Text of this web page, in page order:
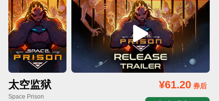
太空监狱
Space Prison
¥61.20券后